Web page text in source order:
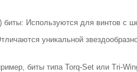
биты: Используются для винтов
уникальной
биты типа Torq-Set или Tri-